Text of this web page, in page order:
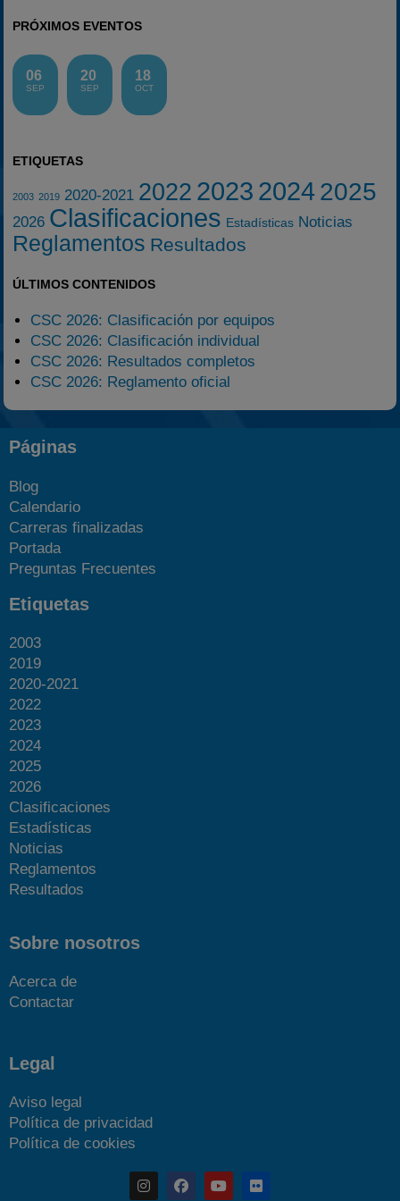
PRÓXIMOS EVENTOS
06
SEP
20
SEP
18
OCT
ETIQUETAS
2003 2019 2020-2021 2022 2023 20242025
2026 Clasificaciones Estadísticas Noticias
Reglamentos Resultados
ÚLTIMOS CONTENIDOS
CSC 2026: Clasificación por equipos
CSC 2026: Clasificación individual
CSC 2026: Resultados completos
CSC 2026: Reglamento oficial
Páginas
Blog
Calendario
Carreras finalizadas
Portada
Preguntas Frecuentes
Etiquetas
2003
2019
2020-2021
2022
2023
2024
2025
2026
Clasificaciones
Estadísticas
Noticias
Reglamentos
Resultados
Sobre nosotros
Acerca de
Contactar
Legal
Aviso legal
Política de privacidad
Política de cookies